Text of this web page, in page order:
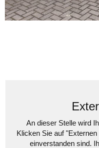
An dieser Stelle wird
Klicken Sie auf
einverstanden sind.